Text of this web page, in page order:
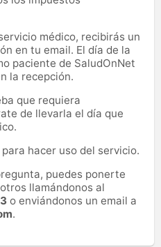
médico, recibirás un
en tu email. El día de la
paciente de SaludOnNet
la recepción.
que requiera
de llevarla el día que
hacer uso del servicio.
puedes ponerte
llamándonos al
o enviándonos un email a
.